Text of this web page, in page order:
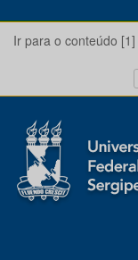
Ir para o conteúdo [1]